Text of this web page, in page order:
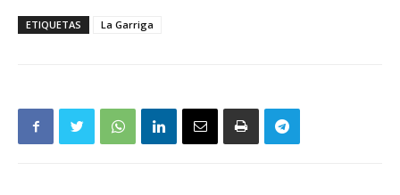
ETIQUETAS La Garriga